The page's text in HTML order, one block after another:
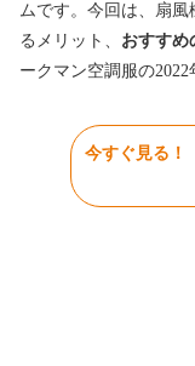
ムです。今回は、扇
るメリット、 おすすめ
ークマン空調服の2022
今すぐ見る！